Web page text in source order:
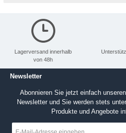
Lagerversand innerhalb
von 48h
Newsletter
Abonnieren Sie jetzt einfach
Newsletter und Sie werden stets
Produkte und Angebote